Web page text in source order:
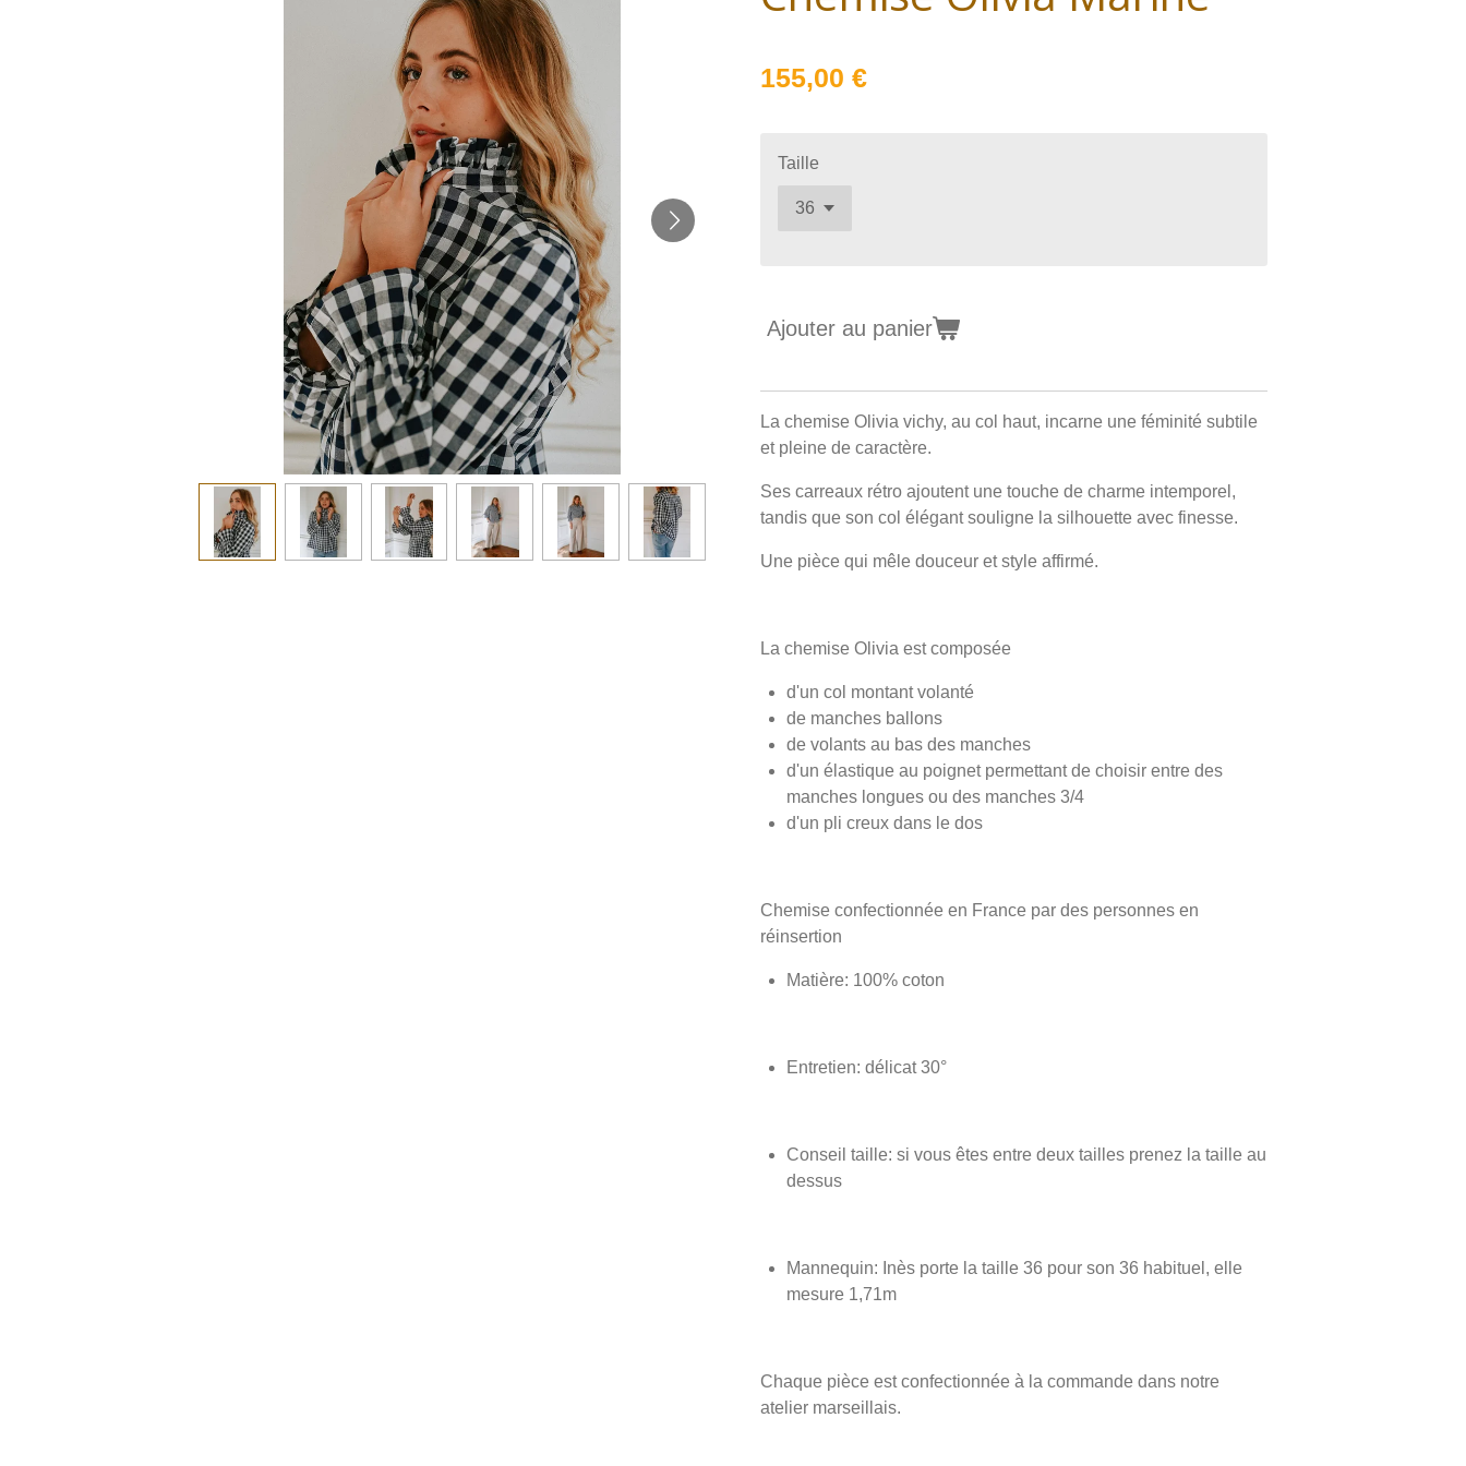
155,00 €
Taille
Ajouter au panier
La chemise Olivia vichy, au col haut, incarne une féminité subtile
et pleine de caractère.
Ses carreaux rétro ajoutent une touche de charme intemporel,
tandis que son col élégant souligne la silhouette avec finesse.
Une pièce qui mêle douceur et style affirmé.
La chemise Olivia est composée
d'un col montant volanté
de manches ballons
de volants au bas des manches
d'un élastique au poignet permettant de choisir entre des
manches longues ou des manches 3/4
d'un pli creux dans le dos
Chemise confectionnée en France par des personnes en
réinsertion
Matière: 100% coton
Entretien: délicat 30°
Conseil taille: si vous êtes entre deux tailles prenez la taille au
dessus
Mannequin: Inès porte la taille 36 pour son 36 habituel, elle
mesure 1,71m
Chaque pièce est confectionnée à la commande dans notre
atelier marseillais.